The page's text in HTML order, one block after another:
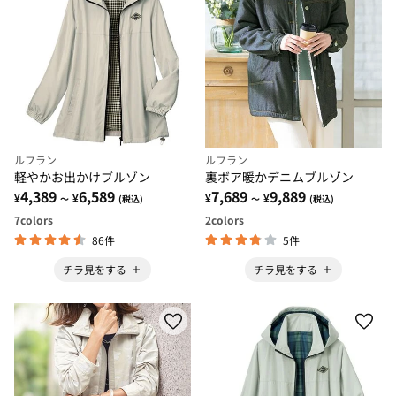
ルフラン
軽やかお出かけブルゾン
¥4,389 ～ ¥6,589 (税込)
7colors
86件
チラ見をする
ルフラン
裏ボア暖かデニムブルゾン
¥7,689 ～ ¥9,889 (税込)
2colors
5件
チラ見をする